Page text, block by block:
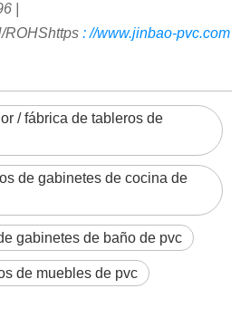
|
ROHShttps ://www.jinbao-pvc.com
/ fábrica de tableros de
de gabinetes de cocina de
gabinetes de baño de pvc
de muebles de pvc